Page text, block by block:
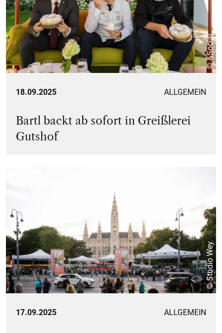
© &Social
18.09.2025 ALLGEMEIN
Bartl backt ab sofort in Greißlerei
Gutshof
© Studio Wey
17.09.2025 ALLGEMEIN